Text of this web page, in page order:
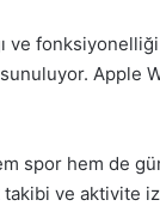
ve
Apple
spor hem de
takibi ve aktivite